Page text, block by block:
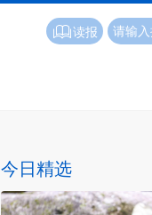
读报
今日精选